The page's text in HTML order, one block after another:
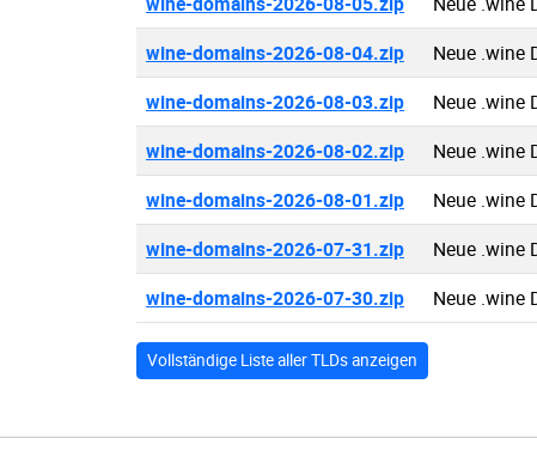
wine-domains-2026-08-04.zip Neue .wine
wine-domains-2026-08-03.zip Neue .wine
wine-domains-2026-08-02.zip Neue .wine
wine-domains-2026-08-01.zip Neue .wine
wine-domains-2026-07-31.zip Neue .wine
wine-domains-2026-07-30.zip Neue .wine
Vollständige Liste aller TLDs anzeigen